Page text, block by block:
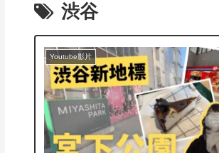
渋谷
Youtube影片